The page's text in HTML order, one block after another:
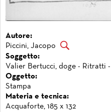
Autore:
Piccini, Jacopo
Soggetto:
Valier Bertucci, doge - Ritratti
Oggetto:
Stampa
Materia e tecnica:
Acquaforte, 185 x 132